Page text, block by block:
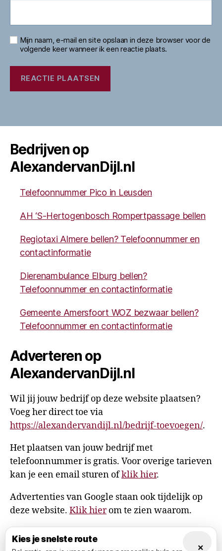
Mijn naam, e-mail en site opslaan in deze browser voor de
volgende keer wanneer ik een reactie plaats.
Bedrijven op
AlexandervanDijl.nl
Telefoonnummer Pico in Leusden
AH ‘S-Hertogenbosch Rompertpassage bellen
Regiotaxi Almere bellen? Telefoonnummer en
contactinformatie
Dierenambulance Elburg bellen?
Telefoonnummer en contactinformatie
Gemeente Amersfoort WOZ bezwaar bellen?
Telefoonnummer en contactinformatie
Adverteren op
AlexandervanDijl.nl
Wil jij jouw bedrijf op deze website plaatsen?
Voeg her direct toe via
https://alexandervandijl.nl/bedrijf-toevoegen/.
Het plaatsen van jouw bedrijf met
telefoonnummer is gratis. Voor overige tarieven
kan je een email sturen ofklik hier.
Advertenties van Google staan ook tijdelijk op
deze website. Klik hierom te zien waarom.
×
Kies je snelste route